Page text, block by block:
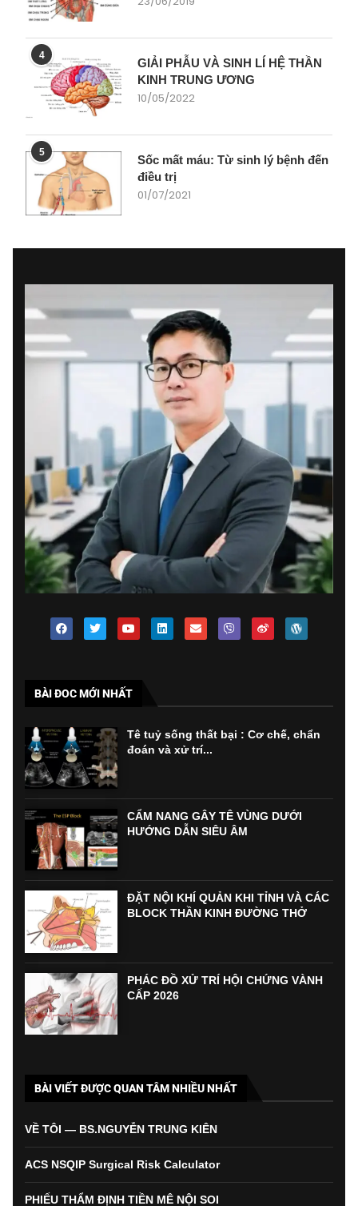
4
GIẢI PHẪU VÀ SINH LÍ HỆ THẦN
KINH TRUNG ƯƠNG
10/05/2022
5
Sốc mất máu: Từ sinh lý bệnh đến
điều trị
01/07/2021
BÀI ĐOC MỚI NHẤT
Tê tuỷ sống thất bại : Cơ chế, chẩn
đoán và xử trí...
CẨM NANG GÂY TÊ VÙNG DƯỚI
HƯỚNG DẪN SIÊU ÂM
ĐẶT NỘI KHÍ QUẢN KHI TỈNH VÀ CÁC
BLOCK THẦN KINH ĐƯỜNG THỞ
PHÁC ĐỒ XỬ TRÍ HỘI CHỨNG VÀNH
CẤP 2026
BÀI VIẾT ĐƯỢC QUAN TÂM NHIỀU NHẤT
VỀ TÔI — BS.NGUYỄN TRUNG KIÊN
ACS NSQIP Surgical Risk Calculator
PHIẾU THẨM ĐỊNH TIỀN MÊ NỘI SOI